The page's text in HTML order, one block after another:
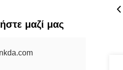
μαζί μας